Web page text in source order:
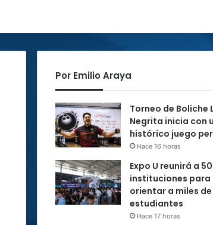
Por Emilio Araya
Torneo de Boliche
Negrita inicia con
histórico juego
Hace 16 horas
Expo U reunirá a 50
instituciones para
orientar a miles de
estudiantes
Hace 17 horas